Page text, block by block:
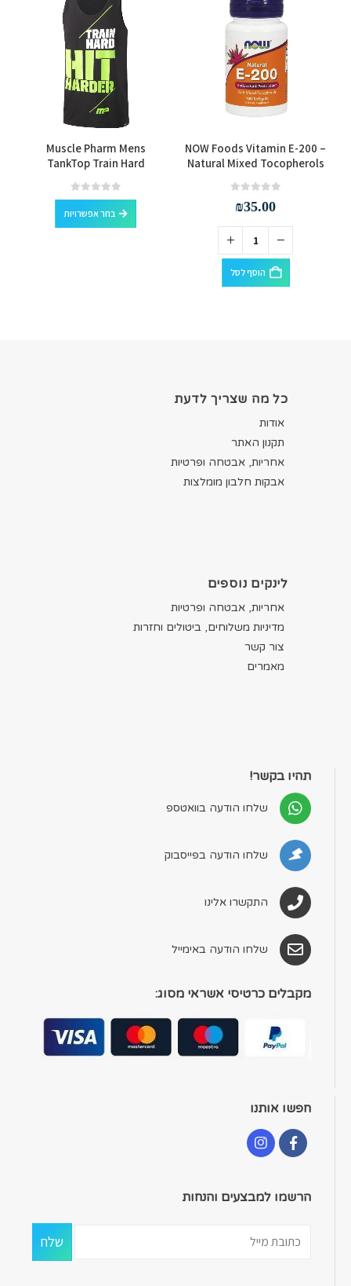
NOW Foods Vitamin E-200 –
Natural Mixed Tocopherols
₪35.00
הוסף לסל
למוצר זה יש מספר סוגים. ניתן לבחור את האפשרויות בעמוד המוצר
Muscle Pharm Mens
TankTop Train Hard
0
out of 5
בחר אפשרויות
למוצר זה יש מספר סוגים. ניתן לבחור את האפשרויות בעמוד המוצר
כל מה שצריך לדעת
אודות
תקנון האתר
אחריות, אבטחה ופרטיות
אבקות חלבון מומלצות
לינקים נוספים
אחריות, אבטחה ופרטיות
מדיניות משלוחים, ביטולים וחזרות
צור קשר
מאמרים
תהיו בקשר!
שלחו הודעה בוואטספ
שלחו הודעה בפייסבוק
התקשרו אלינו
שלחו הודעה באימייל
מקבלים כרטיסי אשראי מסוג:
חפשו אותנו
הרשמו למבצעים והנחות